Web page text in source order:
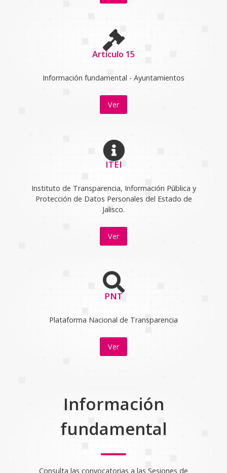
Artículo 15
Información fundamental - Ayuntamientos
Ver
ITEI
Instituto de Transparencia, Información Pública y
Protección de Datos Personales del Estado de
Jalisco.
Ver
PNT
Plataforma Nacional de Transparencia
Ver
Información
fundamental
Consulta las convocatorias a las Sesiones de